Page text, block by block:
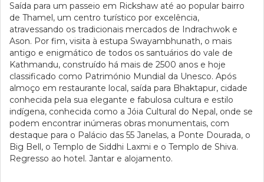
Saída para um passeio em Rickshaw até ao popular bairro
de Thamel, um centro turístico por excelência,
atravessando os tradicionais mercados de Indrachwok e
Ason. Por fim, visita à estupa Swayambhunath, o mais
antigo e enigmático de todos os santuários do vale de
Kathmandu, construído há mais de 2500 anos e hoje
classificado como Património Mundial da Unesco. Após
almoço em restaurante local, saída para Bhaktapur, cidade
conhecida pela sua elegante e fabulosa cultura e estilo
indígena, conhecida como a Jóia Cultural do Nepal, onde se
podem encontrar inúmeras obras monumentais, com
destaque para o Palácio das 55 Janelas, a Ponte Dourada, o
Big Bell, o Templo de Siddhi Laxmi e o Templo de Shiva.
Regresso ao hotel. Jantar e alojamento.